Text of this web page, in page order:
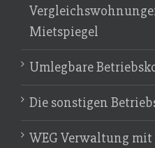
Mietspiegel
Umlegbare
Die sonstigen
WEG Verwaltung mit